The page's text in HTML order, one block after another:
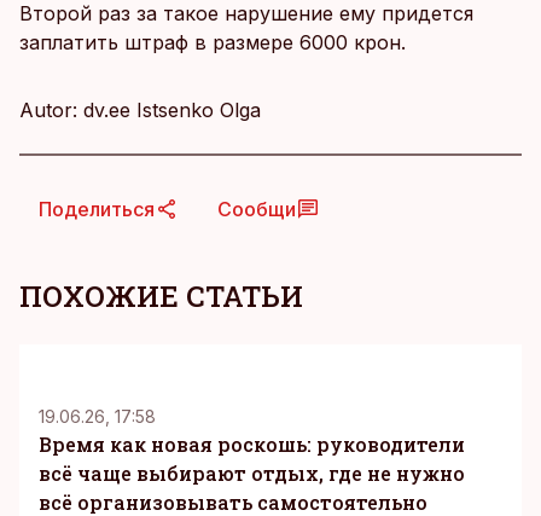
Второй раз за такое нарушение ему придется
заплатить штраф в размере 6000 крон.
Autor: dv.ee Istsenko Olga
Поделиться Сообщи
ПОХОЖИЕ СТАТЬИ
19.06.26, 17:58
Время как новая роскошь: руководители
всё чаще выбирают отдых, где не нужно
всё организовывать самостоятельно